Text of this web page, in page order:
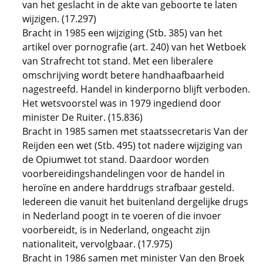
van het geslacht in de akte van geboorte te laten
wijzigen. (17.297)
Bracht in 1985 een wijziging (Stb. 385) van het
artikel over pornografie (art. 240) van het Wetboek
van Strafrecht tot stand. Met een liberalere
omschrijving wordt betere handhaafbaarheid
nagestreefd. Handel in kinderporno blijft verboden.
Het wetsvoorstel was in 1979 ingediend door
minister De Ruiter. (15.836)
Bracht in 1985 samen met staatssecretaris Van der
Reijden een wet (Stb. 495) tot nadere wijziging van
de Opiumwet tot stand. Daardoor worden
voorbereidingshandelingen voor de handel in
heroïne en andere harddrugs strafbaar gesteld.
Iedereen die vanuit het buitenland dergelijke drugs
in Nederland poogt in te voeren of die invoer
voorbereidt, is in Nederland, ongeacht zijn
nationaliteit, vervolgbaar. (17.975)
Bracht in 1986 samen met minister Van den Broek